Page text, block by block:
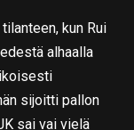
kun Rui
alhaalla
sijoitti pallon
sai vai vielä